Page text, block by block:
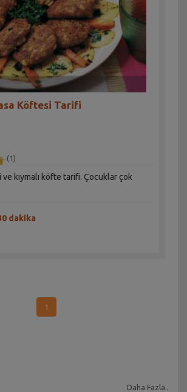
Köftesi Tarifi
(1)
kıymalı köfte tarifi. Çocuklar çok
dakika
1
Daha Fazla..